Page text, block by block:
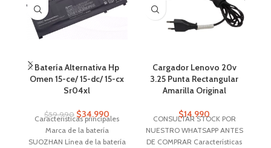
Batería Alternativa Hp
Omen 15-ce/ 15-dc/ 15-cx
Sr04xl
$59.990 $34.990
Características principales
Marca de la batería
SUOZHAN Línea de la batería
Cargador Lenovo 20v
3.25 Punta Rectangular
Amarilla Original
$14.990
CONSULTAR STOCK POR
NUESTRO WHATSAPP ANTES
DE COMPRAR Características